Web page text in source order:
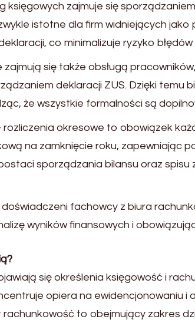
księgowych zajmuje się
istotne dla firm widniejących jako
co minimalizuje ryzyko błędów
zajmują się także obsługą
deklaracji ZUS. Dzięki temu
że wszystkie formalności są
rozliczenia okresowe to obowiązek
na zamknięcie roku, zapewniając
sporządzania bilansu oraz
doświadczeni fachowcy z biura
wyników finansowych i
się określenia księgowość i
opiera na ewidencjonowaniu
to obejmujący zakres